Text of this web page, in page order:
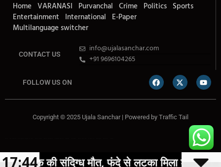
Home VARANASI Purvanchal Crime Politics Sports
Entertainment International E-Paper
Multilanguage switcher
CONTACT US
info@ujalasanchar.com
+91 9696104265
FOLLOW US ON
Copyright © 2025 Ujala Sanchar | Powered by Traffic Tail
संदिग्ध मौत, फंदे से लटका मिला शव
17:44